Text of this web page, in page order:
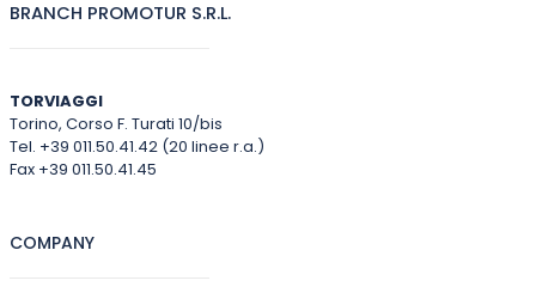
BRANCH PROMOTUR S.R.L.
TORVIAGGI
Torino, Corso F. Turati 10/bis
Tel. +39 011.50.41.42 (20 linee r.a.)
Fax +39 011.50.41.45
COMPANY